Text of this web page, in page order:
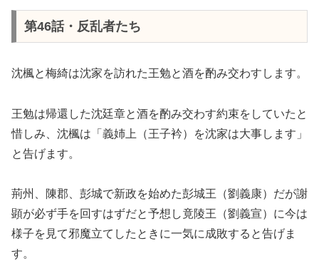
第46話・反乱者たち
沈楓と梅綺は沈家を訪れた王勉と酒を酌み交わすします。
王勉は帰還した沈廷章と酒を酌み交わす約束をしていたと
惜しみ、沈楓は「義姉上（王子衿）を沈家は大事します」
と告げます。
荊州、陳郡、彭城で新政を始めた彭城王（劉義康）だが謝
顕が必ず手を回すはずだと予想し竟陵王（劉義宣）に今は
様子を見て邪魔立てしたときに一気に成敗すると告げま
す。